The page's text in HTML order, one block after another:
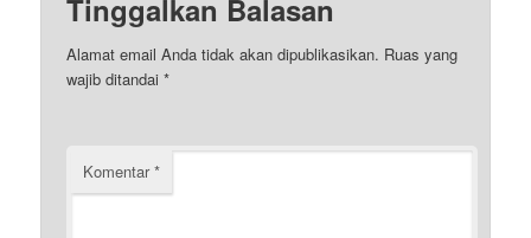
Tinggalkan Balasan
Alamat email Anda tidak akan dipublikasikan. Ruas yang
wajib ditandai*
Komentar*